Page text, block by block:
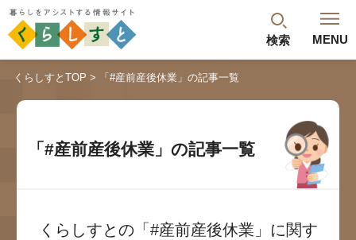
検索 MENU
閉じる
最新記事 閲覧履歴 ランキング
年金のよくあるご質問
くらしすとTOP 「#産前産後休業」の記事一覧
「#産前産後休業」の記事一覧
くらしすとの「#産前産後休業」に関す